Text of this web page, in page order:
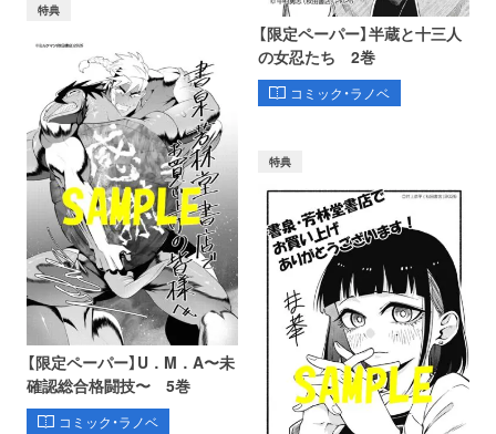
【限定ペーパー】半蔵と十三人
の女忍たち 2巻
コミック・ラノベ
特典
【限定ペーパー】U．M．A〜未
確認総合格闘技〜 5巻
コミック・ラノベ
特典